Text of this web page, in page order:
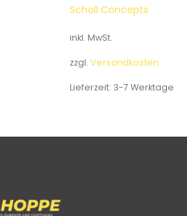
Scholl Concepts
inkl. MwSt.
zzgl. Versandkosten
Lieferzeit: 3-7 Werktage